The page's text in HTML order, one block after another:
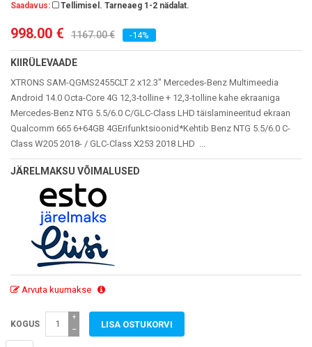
Saadavus: Tellimisel. Tarneaeg 1-2 nädalat.
998.00 € 1167.00 € -14%
KIIRÜLEVAADE
XTRONS SAM-QGMS2455CLT 2 x12.3" Mercedes-Benz Multimeedia
Android 14.0 Octa-Core 4G 12,3-tolline + 12,3-tolline kahe ekraaniga
Mercedes-Benz NTG 5.5/6.0 C/GLC-Class LHD täislamineeritud ekraan
Qualcomm 665 6+64GB 4GErifunktsioonid*Kehtib Benz NTG 5.5/6.0 C-
Class W205 2018- / GLC-Class X253 2018 LHD ...
JÄRELMAKSU VÕIMALUSED
Arvuta kuumakse
KOGUS −
+